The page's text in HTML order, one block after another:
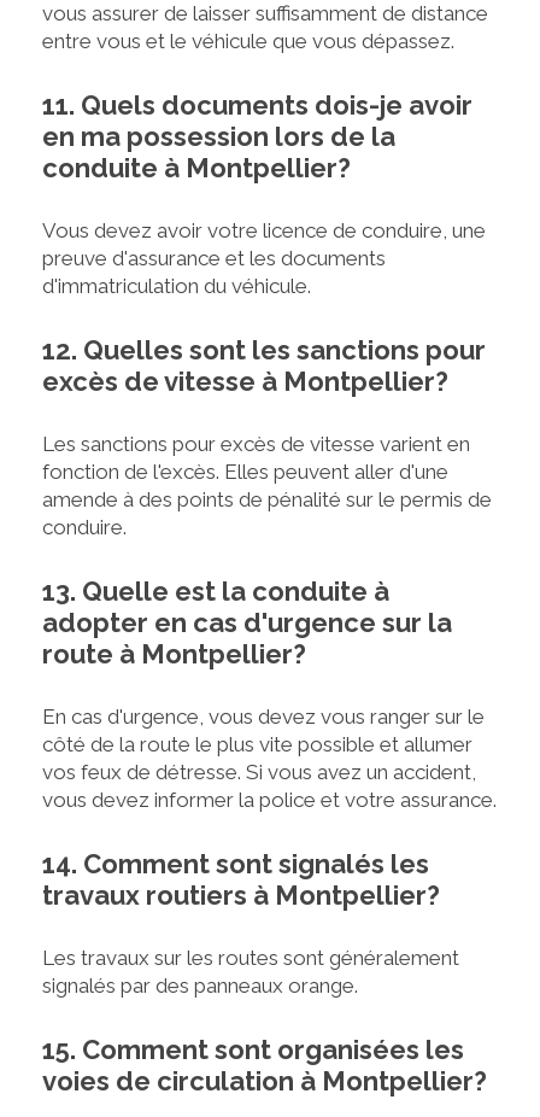
vous assurer de laisser suffisamment de distance
entre vous et le véhicule que vous dépassez.
11. Quels documents dois-je avoir
en ma possession lors de la
conduite à Montpellier?
Vous devez avoir votre licence de conduire, une
preuve d'assurance et les documents
d'immatriculation du véhicule.
12. Quelles sont les sanctions pour
excès de vitesse à Montpellier?
Les sanctions pour excès de vitesse varient en
fonction de l'excès. Elles peuvent aller d'une
amende à des points de pénalité sur le permis de
conduire.
13. Quelle est la conduite à
adopter en cas d'urgence sur la
route à Montpellier?
En cas d'urgence, vous devez vous ranger sur le
côté de la route le plus vite possible et allumer
vos feux de détresse. Si vous avez un accident,
vous devez informer la police et votre assurance.
14. Comment sont signalés les
travaux routiers à Montpellier?
Les travaux sur les routes sont généralement
signalés par des panneaux orange.
15. Comment sont organisées les
voies de circulation à Montpellier?